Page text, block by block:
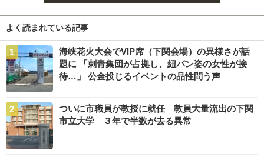
よく読まれている記事
海峡花火大会でVIP席（下関会場）の異様さが話
題に 「刺青集団が占拠し、紐パン姿の女性が接
待…」 公金投じるイベントの品性問う声
ついに市職員が教授に就任 教員大量流出の下関
市立大学 ３年で半数が去る異常